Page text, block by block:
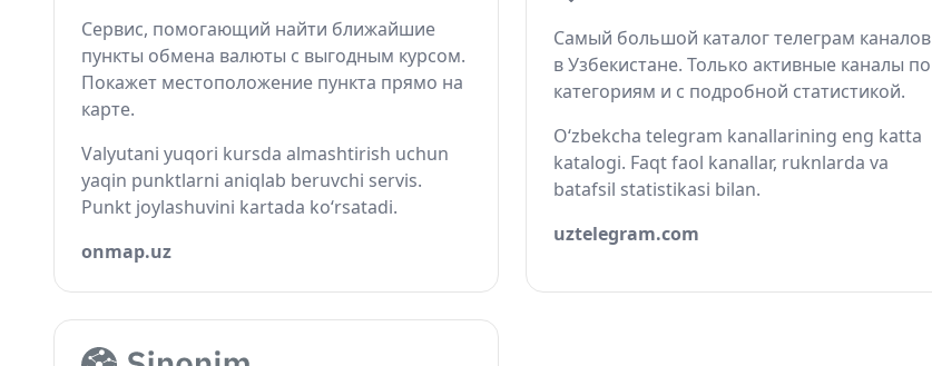
Сервис, помогающий найти ближайшие
пункты обмена валюты с выгодным курсом.
Покажет местоположение пункта прямо на
карте.
Valyutani yuqori kursda almashtirish uchun
yaqin punktlarni aniqlab beruvchi servis.
Punkt joylashuvini kartada ko‘rsatadi.
onmap.uz
Самый большой каталог телеграм каналов
в Узбекистане. Только активные каналы по
категориям и с подробной статистикой.
O‘zbekcha telegram kanallarining eng katta
katalogi. Faqt faol kanallar, ruknlarda va
batafsil statistikasi bilan.
uztelegram.com